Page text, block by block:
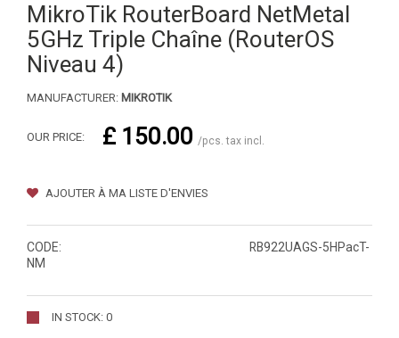
MikroTik RouterBoard NetMetal
5GHz Triple Chaîne (RouterOS
Niveau 4)
MANUFACTURER: MIKROTIK
OUR PRICE: £ 150.00 /pcs. tax incl.
AJOUTER À MA LISTE D'ENVIES
CODE:
RB922UAGS-5HPacT-
NM
IN STOCK: 0